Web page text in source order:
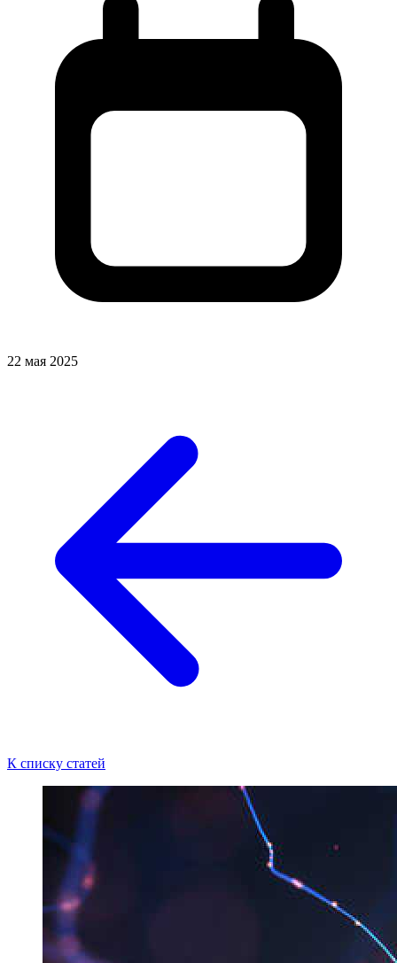
22 мая 2025
К списку статей